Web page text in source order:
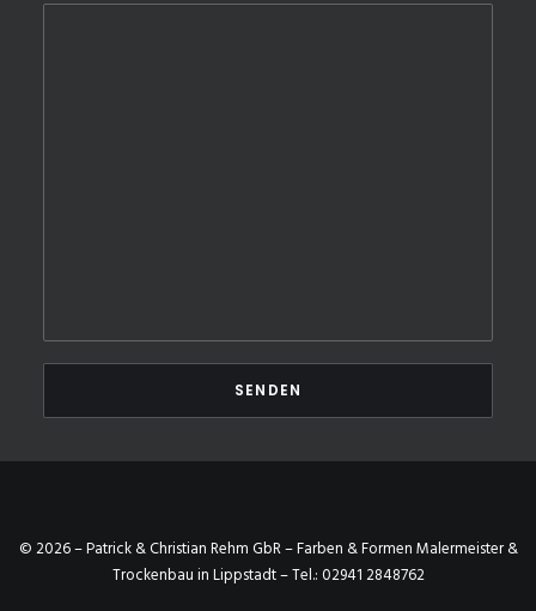
© 2026 – Patrick & Christian Rehm GbR – Farben & Formen Malermeister &
Trockenbau in Lippstadt – Tel.: 02941 2848762